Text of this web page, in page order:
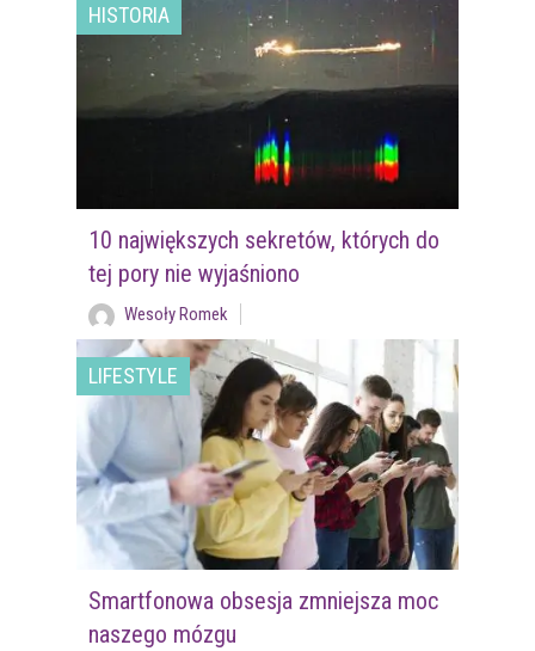
HISTORIA
10 największych sekretów, których do
tej pory nie wyjaśniono
Wesoły Romek
LIFESTYLE
Smartfonowa obsesja zmniejsza moc
naszego mózgu